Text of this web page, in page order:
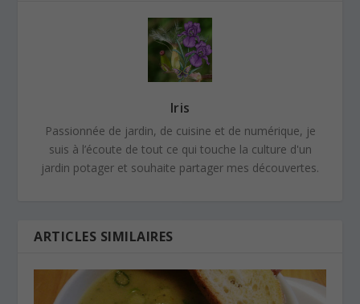
Iris
Passionnée de jardin, de cuisine et de numérique, je
suis à l’écoute de tout ce qui touche la culture d'un
jardin potager et souhaite partager mes découvertes.
ARTICLES SIMILAIRES